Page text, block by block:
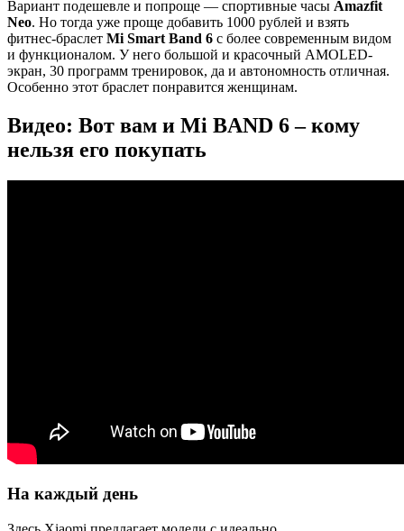
Вариант подешевле и попроще — спортивные часы Amazfit
Neo. Но тогда уже проще добавить 1000 рублей и взять
фитнес-браслет Mi Smart Band 6 с более современным видом
и функционалом. У него большой и красочный AMOLED-
экран, 30 программ тренировок, да и автономность отличная.
Особенно этот браслет понравится женщинам.
Видео: Вот вам и Mi BAND 6 – кому
нельзя его покупать
На каждый день